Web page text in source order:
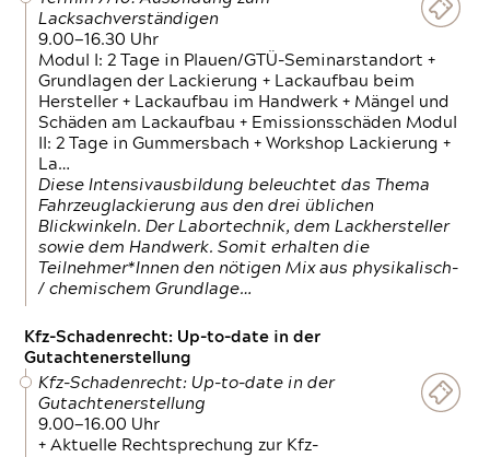
Lacksachverständigen
9.00—16.30 Uhr
Modul I: 2 Tage in Plauen/GTÜ-Seminarstandort +
Grundlagen der Lackierung + Lackaufbau beim
Hersteller + Lackaufbau im Handwerk + Mängel und
Schäden am Lackaufbau + Emissionsschäden Modul
II: 2 Tage in Gummersbach + Workshop Lackierung +
La…
Diese Intensivausbildung beleuchtet das Thema
Fahrzeuglackierung aus den drei üblichen
Blickwinkeln. Der Labortechnik, dem Lackhersteller
sowie dem Handwerk. Somit erhalten die
Teilnehmer*Innen den nötigen Mix aus physikalisch-
/ chemischem Grundlage…
Kfz-Schadenrecht: Up-to-date in der
Gutachtenerstellung
Kfz-Schadenrecht: Up-to-date in der
Gutachtenerstellung
9.00—16.00 Uhr
+ Aktuelle Rechtsprechung zur Kfz-